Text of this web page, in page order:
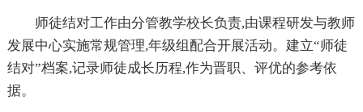
师徒结对工作由分管教学校长负责,由课程研发与教师
发展中心实施常规管理,年级组配合开展活动。建立“师徒
结对”档案,记录师徒成长历程,作为晋职、评优的参考依
据。